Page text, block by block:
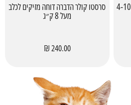
אדוונטיקס - Advantix - כלבים (4-10 סרסטו קולר הדברה דוחה מזיקים לכלב
מעל 8 ק״ג
240.00 ₪